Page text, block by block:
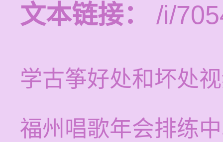
文本链接：
/i/
学古筝好处和坏处
福州唱歌年会排练